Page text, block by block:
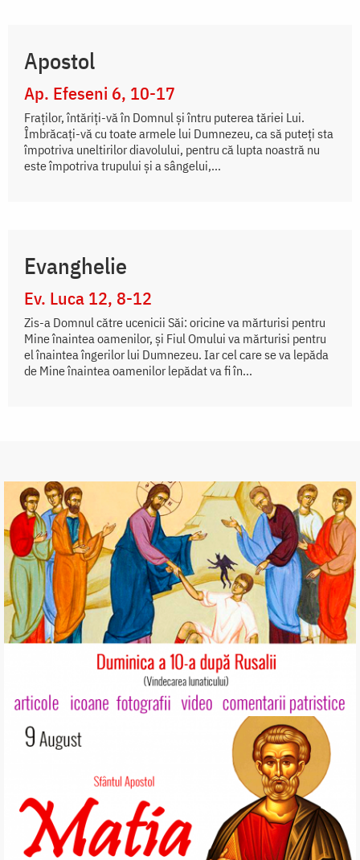
Apostol
Ap. Efeseni 6, 10-17
Fraților, întăriți-vă în Domnul și întru puterea tăriei Lui.
Îmbrăcați-vă cu toate armele lui Dumnezeu, ca să puteți sta
împotriva uneltirilor diavolului, pentru că lupta noastră nu
este împotriva trupului și a sângelui,...
Evanghelie
Ev. Luca 12, 8-12
Zis-a Domnul către ucenicii Săi: oricine va mărturisi pentru
Mine înaintea oamenilor, şi Fiul Omului va mărturisi pentru
el înaintea îngerilor lui Dumnezeu. Iar cel care se va lepăda
de Mine înaintea oamenilor lepădat va fi în...